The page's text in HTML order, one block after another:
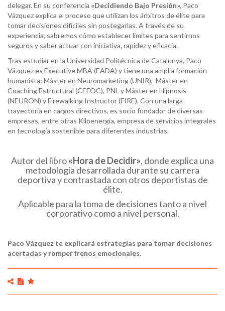
delegar. En su conferencia «Decidiendo Bajo Presión», Paco
Vázquez explica el proceso que utilizan los árbitros de élite para
tomar decisiones difíciles sin postegarlas. A través de su
experiencia, sabremos cómo establecer límites para sentirnos
seguros y saber actuar con iniciativa, rapidez y eficacia.
Tras estudiar en la Universidad Politécnica de Catalunya, Paco
Vázquez es Executive MBA (EADA) y tiene una amplia formación
humanista: Máster en Neuromarketing (UNIR), Máster en
Coaching Estructural (CEFOC), PNL y Máster en Hipnosis
(NEURON) y Firewalking Instructor (FIRE). Con una larga
trayectoria en cargos directivos, es socio fundador de diversas
empresas, entre otras Kiloenergía, empresa de servicios integrales
en tecnología sostenible para diferentes industrias.
Autor del libro«Hora de Decidir», donde explica una
metodología desarrollada durante su carrera
deportiva y contrastada con otros deportistas de
élite.
Aplicable para la toma de decisiones tanto a nivel
corporativo como a nivel personal.
Paco Vázquez te explicará estrategias para tomar decisiones
acertadas y romper frenos emocionales.